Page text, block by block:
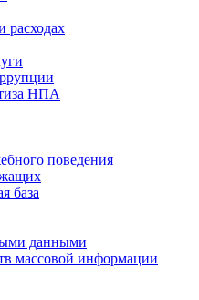
расходах
НПА
поведения
база
данными
массовой информации